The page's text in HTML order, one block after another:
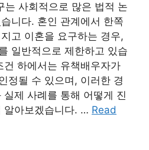
는 사회적으로 많은 법적 논
니다. 혼인 관계에서 한쪽
고 이혼을 요구하는 경우,
일반적으로 제한하고 있습
하에서는 유책배우자가
정될 수 있으며, 이러한 경
제 사례를 통해 어떻게 진
알아보겠습니다. … Read